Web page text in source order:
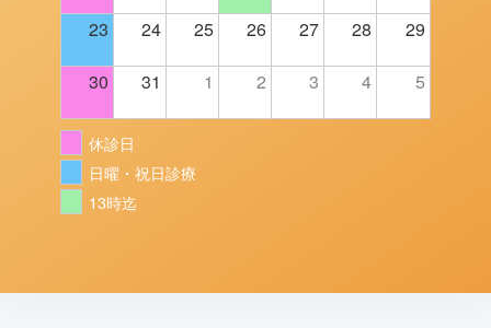
23 24 25 26 27 28 29
30 31 1 2 3 4 5
休診日
日曜・祝日診療
13時迄